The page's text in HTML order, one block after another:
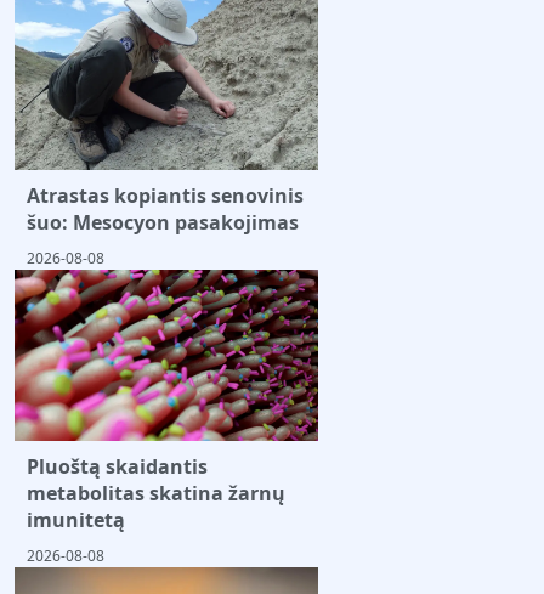
Atrastas kopiantis senovinis
šuo: Mesocyon pasakojimas
2026-08-08
Pluoštą skaidantis
metabolitas skatina žarnų
imunitetą
2026-08-08